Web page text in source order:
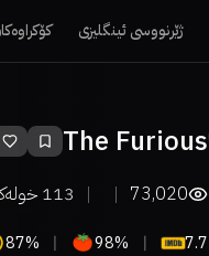
ژێرنووسی ئینگلیزی
The Furious
73,020
113
7.7
98%
87%